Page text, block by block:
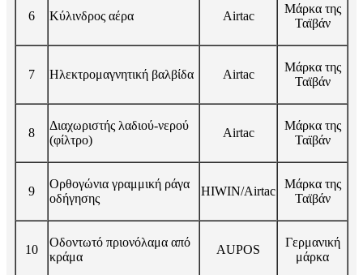
6 Κύλινδρος αέρα Airtac
Μάρκα της
Ταϊβάν
7 Ηλεκτρομαγνητική βαλβίδα Airtac
Μάρκα της
Ταϊβάν
8
Διαχωριστής λαδιού-νερού
(φίλτρο)
Airtac
Μάρκα της
Ταϊβάν
9
Ορθογώνια γραμμική ράγα
οδήγησης
HIWIN/Airtac
Μάρκα της
Ταϊβάν
10
Οδοντωτό πριονόλαμα από
κράμα
AUPOS
Γερμανική
μάρκα